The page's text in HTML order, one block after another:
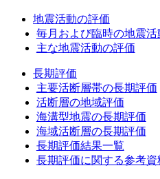
地震活動の評価
毎月および臨時の地震活
主な地震活動の評価
長期評価
主要活断層帯の長期評価
活断層の地域評価
海溝型地震の長期評価
海域活断層の長期評価
長期評価結果一覧
長期評価に関する参考資